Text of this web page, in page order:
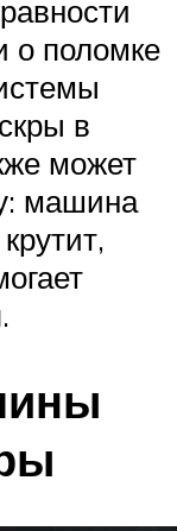
о поломке
в
может
машина